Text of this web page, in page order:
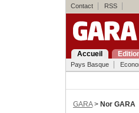
Contact RSS
Accueil
Pays Basque
GARA> Nor GARA